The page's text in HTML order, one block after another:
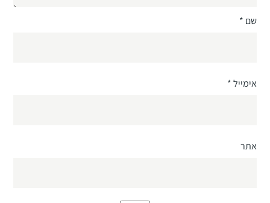
שם *
אימייל*
אתר